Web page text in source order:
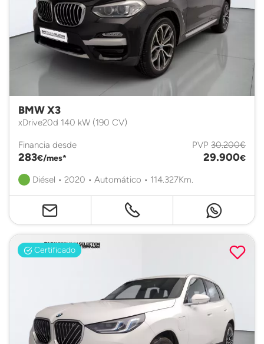
BMW X3
xDrive20d 140 kW (190 CV)
Financia desde
283€/mes*
PVP 30.200€
29.900€
Diésel • 2020 • Automático • 114.327Km.
Certificado